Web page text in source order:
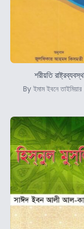
শরীয়তি
By ইমাম ইবনে